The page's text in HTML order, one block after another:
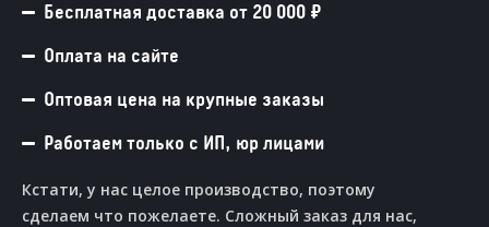
Бесплатная доставка от 20 000 ₽
Оплата на сайте
Оптовая цена на крупные заказы
Работаем только с ИП, юр лицами
Кстати, у нас целое производство, поэтому
сделаем что пожелаете. Сложный заказ для нас,